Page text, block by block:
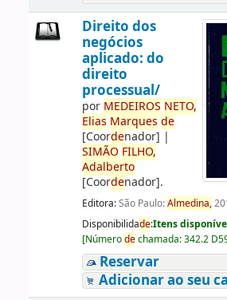
Direito dos
negócios
aplicado: do
direito
processual/
por MEDEIROS NETO,
Elias Marques de
[Coordenador] |
SIMÃO FILHO,
Adalberto
[Coordenador].
Editora:São Paulo:Almedina,
Disponibilidade:Itens
[Númerodechamada:342.2
Reservar
Adicionar ao seu